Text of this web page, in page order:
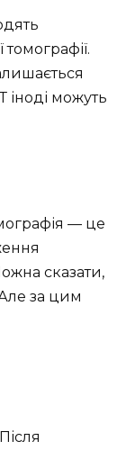
іноді можуть
— це
сказати,
за цим